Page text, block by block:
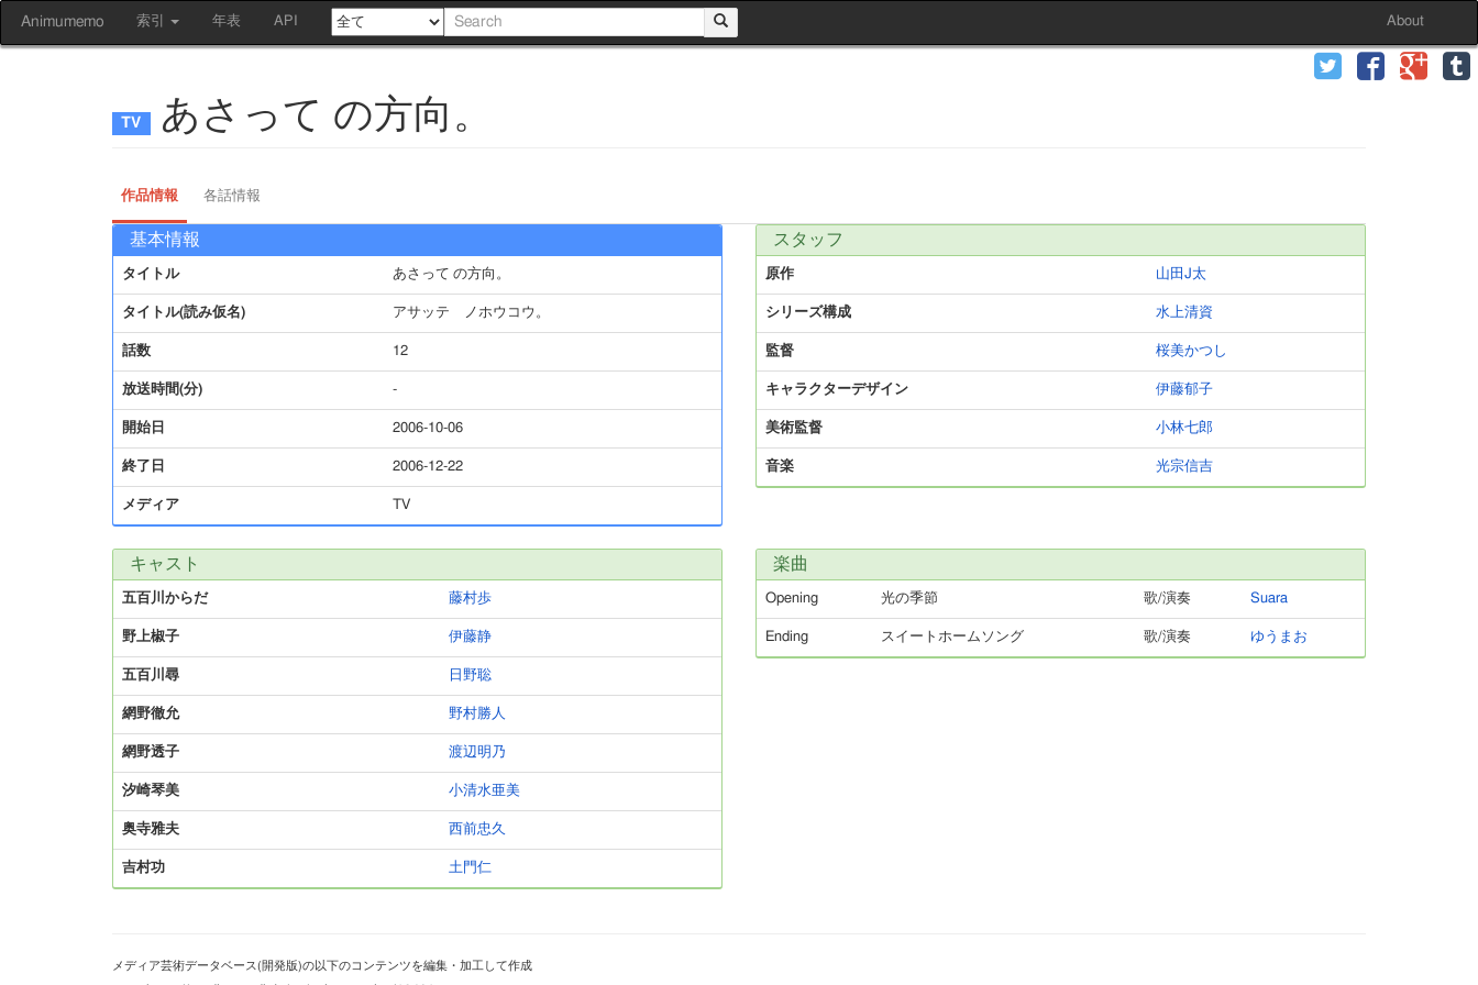
Animumemo 索引 年表 API About
あさって の方向。
作品情報 各話情報
基本情報
タイトル あさって の方向。
タイトル(読み仮名) アサッテ ノホウコウ。
話数 12
放送時間(分) -
開始日 2006-10-06
終了日 2006-12-22
メディア TV
スタッフ
原作 山田J太
シリーズ構成 水上清資
監督 桜美かつし
キャラクターデザイン 伊藤郁子
美術監督 小林七郎
音楽 光宗信吉
キャスト
五百川からだ 藤村歩
野上椒子 伊藤静
五百川尋 日野聡
網野徹允 野村勝人
網野透子 渡辺明乃
汐崎琴美 小清水亜美
奥寺雅夫 西前忠久
吉村功 土門仁
楽曲
Opening 光の季節 歌/演奏 Suara
Ending スイートホームソング 歌/演奏 ゆうまお
メディア芸術データベース(開発版)の以下のコンテンツを編集・加工して作成